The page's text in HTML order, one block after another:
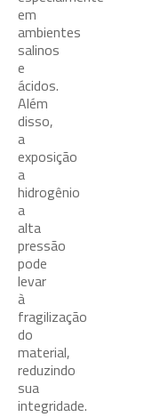
em
ambientes
salinos
e
ácidos.
Além
disso,
a
exposição
a
hidrogênio
a
alta
pressão
pode
levar
à
fragilização
do
material,
reduzindo
sua
integridade.